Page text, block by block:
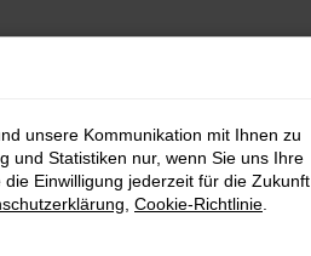
unsere Kommunikation mit Ihnen zu
und Statistiken nur, wenn Sie uns Ihre
Einwilligung jederzeit für die Zukunft
Cookie-Richtlinie